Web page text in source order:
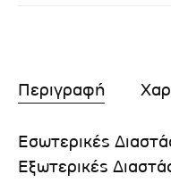
Περιγραφή
Εσωτερικές
Εξωτερικές